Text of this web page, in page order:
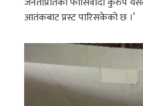
आतंकबाट प्रस्ट पारिसकेको छ ।’